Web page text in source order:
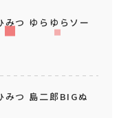
みつ ゆらゆらソー
みつ 島二郎BIGぬ